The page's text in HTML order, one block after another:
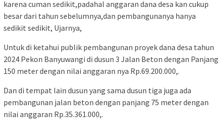
karena cuman sedikit,padahal anggaran dana desa kan cukup
besar dari tahun sebelumnya,dan pembangunanya hanya
sedikit sedikit, Ujarnya,
Untuk di ketahui publik pembangunan proyek dana desa tahun
2024 Pekon Banyuwangi di dusun 3 Jalan Beton dengan Panjang
150 meter dengan nilai anggaran nya Rp.69.200.000,.
Dan di tempat lain dusun yang sama dusun tiga juga ada
pembangunan jalan beton dengan panjang 75 meter dengan
nilai anggaran Rp.35.361.000,.